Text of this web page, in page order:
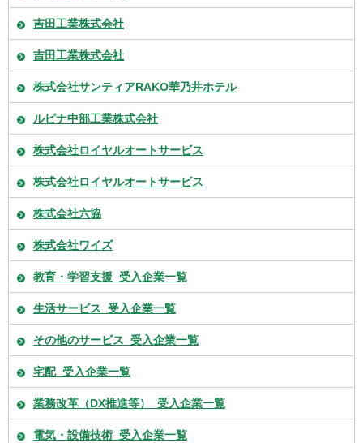
吉田工業株式会社
吉田工業株式会社
株式会社サンティアRAKO華乃井ホテル
ルピナ中部工業株式会社
株式会社ロイヤルオートサービス
株式会社ロイヤルオートサービス
株式会社六協
株式会社ワイズ
教育・学習支援_受入企業一覧
生活サービス_受入企業一覧
その他のサービス_受入企業一覧
宅配_受入企業一覧
業務改革（DX推進等）_受入企業一覧
電気・設備技術_受入企業一覧